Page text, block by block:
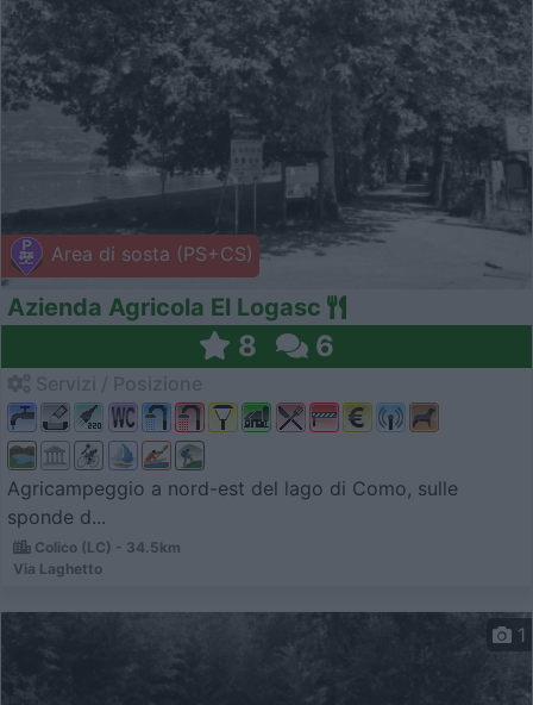
Area di sosta (PS+CS)
Azienda Agricola El Logasc
8 6
Agricampeggio a nord-est del lago di Como, sulle
sponde d...
Colico (LC) - 34.5km
Via Laghetto
1